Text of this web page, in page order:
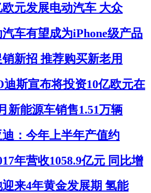
元发展电动汽车 大众
车有望成为iPhone级产品
新招 推荐购买新老用
迪斯宣布将投资10亿欧元在
新能源车销售1.51万辆
：今年上半年产值约
年营收1058.9亿元 同比增
来4年黄金发展期 氢能